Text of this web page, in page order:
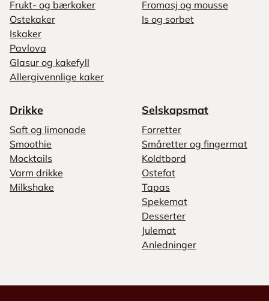
Frukt- og bærkaker
Ostekaker
Iskaker
Pavlova
Glasur og kakefyll
Allergivennlige kaker
Fromasj og mousse
Is og sorbet
Drikke
Saft og limonade
Smoothie
Mocktails
Varm drikke
Milkshake
Selskapsmat
Forretter
Småretter og fingermat
Koldtbord
Ostefat
Tapas
Spekemat
Desserter
Julemat
Anledninger